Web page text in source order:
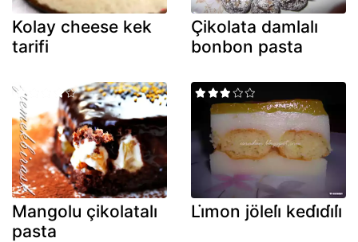
Kolay cheese kek
tarifi
Çikolata damlalı
bonbon pasta
Mangolu çikolatalı
pasta
Li̇mon jöleli̇ kedi̇di̇li̇